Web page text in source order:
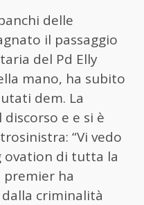
delle
il passaggio
del Pd Elly
mano, ha subito
dem. La
e e si è
“Vi vedo
ovation di tutta la
premier ha
criminalità